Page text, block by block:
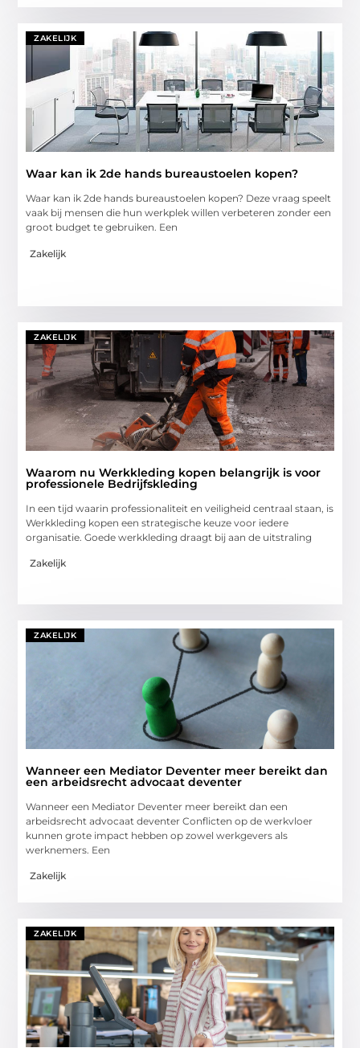
ZAKELIJK
Waar kan ik 2de hands bureaustoelen kopen?
Waar kan ik 2de hands bureaustoelen kopen? Deze vraag speelt
vaak bij mensen die hun werkplek willen verbeteren zonder een
groot budget te gebruiken. Een
Zakelijk
ZAKELIJK
Waarom nu Werkkleding kopen belangrijk is voor
professionele Bedrijfskleding
In een tijd waarin professionaliteit en veiligheid centraal staan, is
Werkkleding kopen een strategische keuze voor iedere
organisatie. Goede werkkleding draagt bij aan de uitstraling
Zakelijk
ZAKELIJK
Wanneer een Mediator Deventer meer bereikt dan
een arbeidsrecht advocaat deventer
Wanneer een Mediator Deventer meer bereikt dan een
arbeidsrecht advocaat deventer Conflicten op de werkvloer
kunnen grote impact hebben op zowel werkgevers als
werknemers. Een
Zakelijk
ZAKELIJK